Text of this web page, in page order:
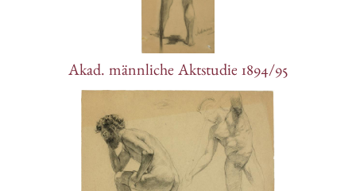
Akad. männliche Aktstudie 1894/95